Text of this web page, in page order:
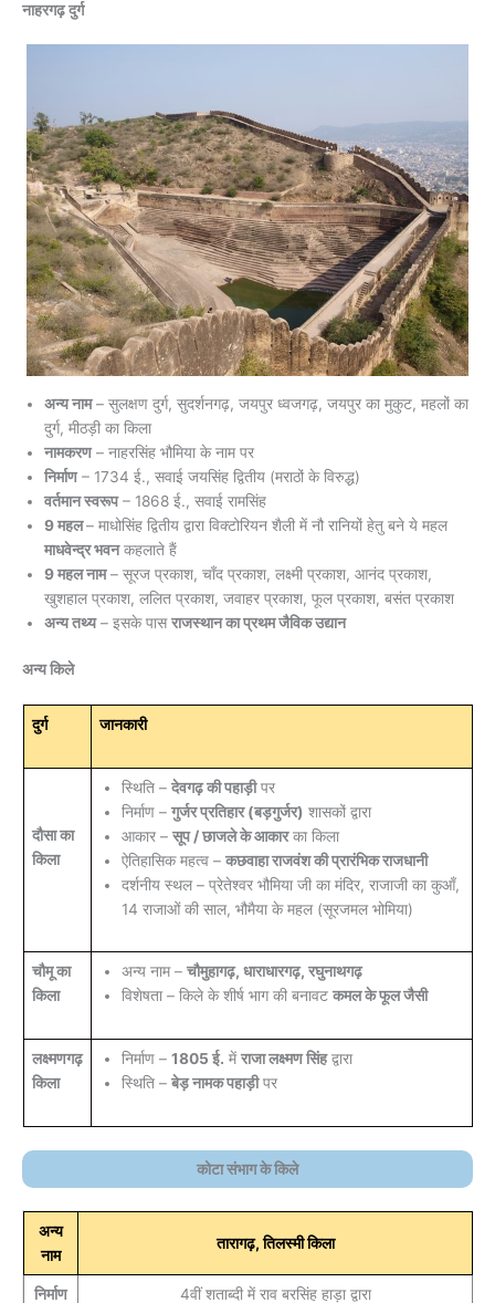
नाहरगढ़ दुर्ग
अन्य नाम– सुलक्षण दुर्ग, सुदर्शनगढ़, जयपुर ध्वजगढ़, जयपुर का मुकुट, महलों का
दुर्ग, मीठड़ी का किला
नामकरण– नाहरसिंह भौमिया के नाम पर
निर्माण– 1734 ई., सवाई जयसिंह द्वितीय (मराठों के विरुद्ध)
वर्तमान स्वरूप– 1868 ई., सवाई रामसिंह
9 महल– माधोसिंह द्वितीय द्वारा विक्टोरियन शैली में नौ रानियों हेतु बने ये महल
माधवेन्द्र भवनकहलाते हैं
9 महल नाम– सूरज प्रकाश, चाँद प्रकाश, लक्ष्मी प्रकाश, आनंद प्रकाश,
खुशहाल प्रकाश, ललित प्रकाश, जवाहर प्रकाश, फूल प्रकाश, बसंत प्रकाश
अन्य तथ्य– इसके पासराजस्थान का प्रथम जैविक उद्यान
अन्य किले
दुर्ग जानकारी
दौसा का
किला
स्थिति – देवगढ़ की पहाड़ीपर
निर्माण – गुर्जर प्रतिहार (बड़गुर्जर) शासकों द्वारा
आकार – सूप / छाजले के आकारका किला
ऐतिहासिक महत्व – कछवाहा राजवंश की प्रारंभिक राजधानी
दर्शनीय स्थल – प्रेतेश्वर भौमिया जी का मंदिर, राजाजी का कुआँ,
14 राजाओं की साल, भौमैया के महल (सूरजमल भोमिया)
चौमू का
किला
अन्य नाम – चौमुहागढ़, धाराधारगढ़, रघुनाथगढ़
विशेषता – किले के शीर्ष भाग की बनावट कमल के फूल जैसी
लक्ष्मणगढ़
किला
निर्माण – 1805 ई. मेंराजा लक्ष्मण सिंहद्वारा
स्थिति – बेड़ नामक पहाड़ीपर
कोटा संभाग के किले
अन्य
नाम
तारागढ़, तिलस्मी किला
निर्माण 4वीं शताब्दी में राव बरसिंह हाड़ा द्वारा